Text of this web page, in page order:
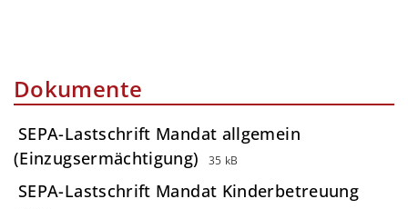
Dokumente
SEPA-Lastschrift Mandat allgemein
(Einzugsermächtigung)
35 kB
SEPA-Lastschrift Mandat Kinderbetreuung